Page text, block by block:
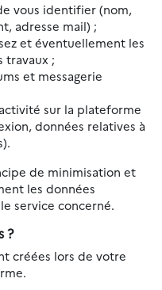
vous identifier (nom,
adresse mail) ;
et éventuellement les
travaux ;
et messagerie
sur la plateforme
données relatives à
de minimisation et
les données
service concerné.
?
créées lors de votre